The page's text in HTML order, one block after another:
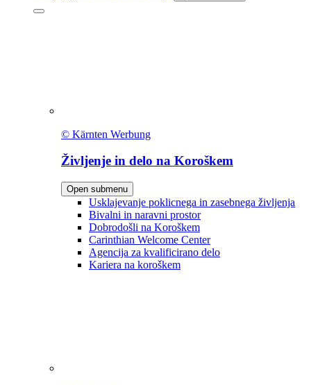
© Kärnten Werbung
Življenje in delo na Koroškem
Open submenu
Usklajevanje poklicnega in zasebnega življenja
Bivalni in naravni prostor
Dobrodošli na Koroškem
Carinthian Welcome Center
Agencija za kvalificirano delo
Kariera na koroškem